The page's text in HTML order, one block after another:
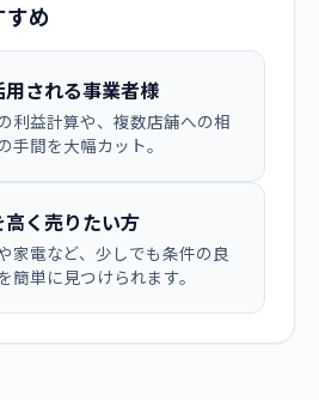
すめ
用される事業者様
利益計算や、複数店舗への相
手間を大幅カット。
く売りたい方
家電など、少しでも条件の良
簡単に見つけられます。